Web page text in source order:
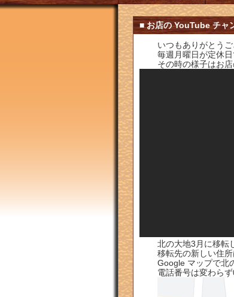
トップ 初めて
■ お店の YouTube チャ
いつもありがとう
毎週月曜日が定休
その時の様子はお
北の大地3月に移転
移転先の新しい住
Google マップで北
電話番号は変わら